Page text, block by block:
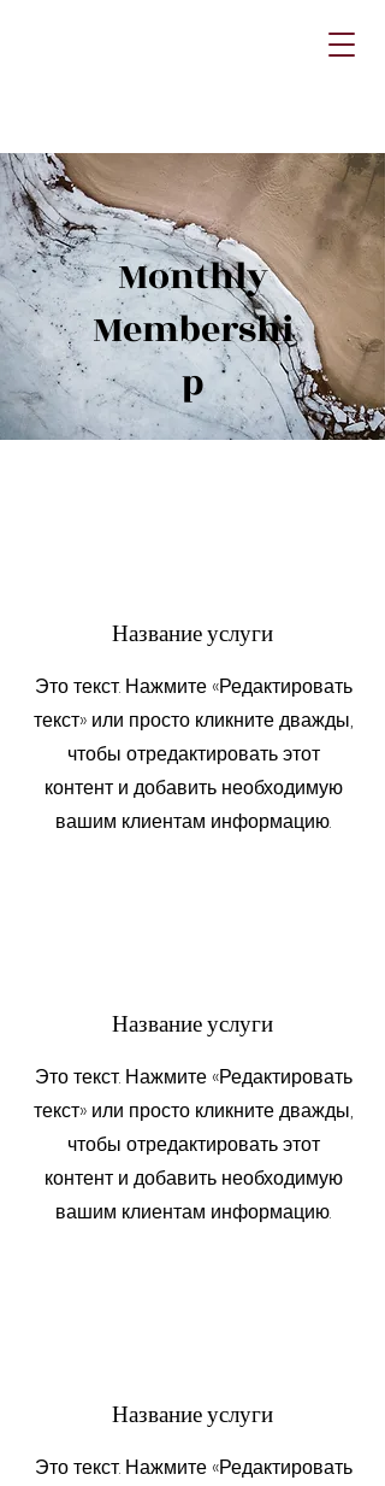
Lessons
Monthly
Membershi
p
Название услуги
Это текст. Нажмите «Редактировать
текст» или просто кликните дважды,
чтобы отредактировать этот
контент и добавить необходимую
вашим клиентам информацию.
Название услуги
Это текст. Нажмите «Редактировать
текст» или просто кликните дважды,
чтобы отредактировать этот
контент и добавить необходимую
вашим клиентам информацию.
Название услуги
Это текст. Нажмите «Редактировать